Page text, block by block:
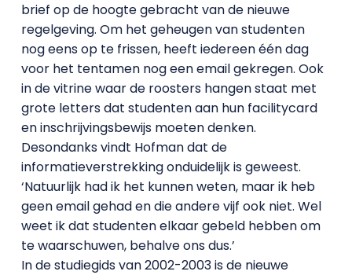
brief op de hoogte gebracht van de nieuwe
regelgeving. Om het geheugen van studenten
nog eens op te frissen, heeft iedereen één dag
voor het tentamen nog een email gekregen. Ook
in de vitrine waar de roosters hangen staat met
grote letters dat studenten aan hun facilitycard
en inschrijvingsbewijs moeten denken.
Desondanks vindt Hofman dat de
informatieverstrekking onduidelijk is geweest.
‘Natuurlijk had ik het kunnen weten, maar ik heb
geen email gehad en die andere vijf ook niet. Wel
weet ik dat studenten elkaar gebeld hebben om
te waarschuwen, behalve ons dus.’
In de studiegids van 2002-2003 is de nieuwe